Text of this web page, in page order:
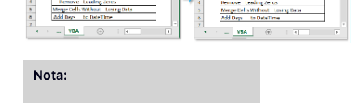
Nota: